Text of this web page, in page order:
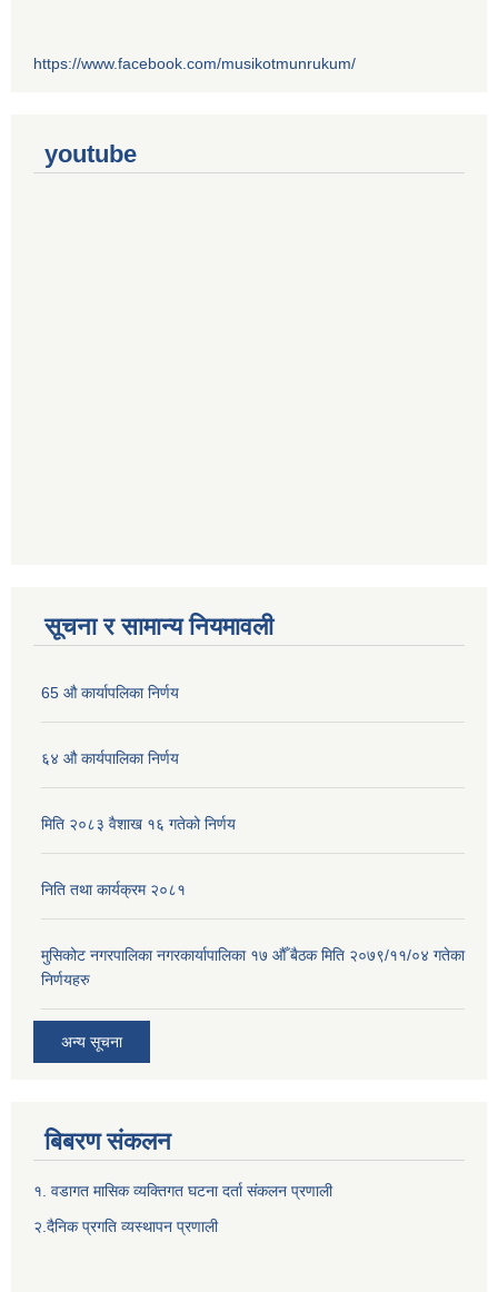
https://www.facebook.com/musikotmunrukum/
youtube
सूचना र सामान्य नियमावली
65 औ कार्यापलिका निर्णय
६४ औ कार्यपालिका निर्णय
मिति २०८३ वैशाख १६ गतेको निर्णय
निति तथा कार्यक्रम २०८१
मुसिकोट नगरपालिका नगरकार्यापालिका १७ औँ बैठक मिति २०७९/११/०४ गतेका
निर्णयहरु
अन्य सूचना
बिबरण संकलन
१. वडागत मासिक व्यक्तिगत घटना दर्ता संकलन प्रणाली
२.दैनिक प्रगति व्यस्थापन प्रणाली